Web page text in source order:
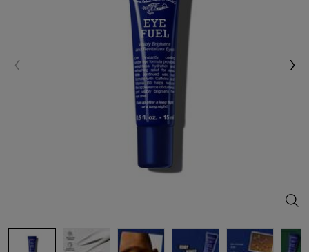
Eye